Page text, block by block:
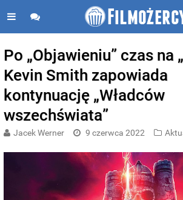
Po „Objawieniu” czas na
Kevin Smith zapowiada
kontynuację „Władców
wszechświata”
Jacek Werner 9 czerwca 2022